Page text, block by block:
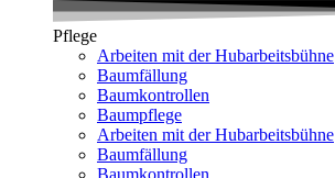
Pflege
Arbeiten mit der Hubarbeitsbühne
Baumfällung
Baumkontrollen
Baumpflege
Arbeiten mit der Hubarbeitsbühne
Baumfällung
Baumkontrollen